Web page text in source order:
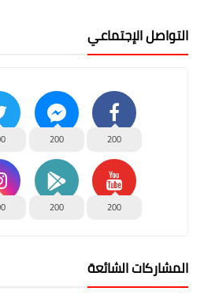
التواصل الإجتماعي
200
200
200
200
المشاركات الشائعة